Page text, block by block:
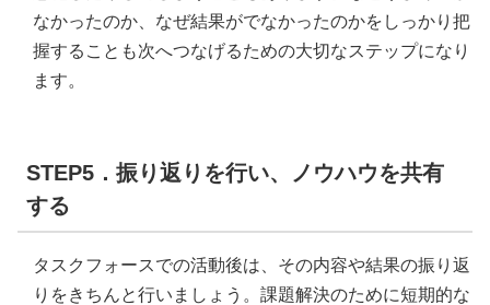
なかったのか、なぜ結果がでなかったのかをしっかり把
握することも次へつなげるための大切なステップになり
ます。
STEP5．振り返りを行い、ノウハウを共有
する
タスクフォースでの活動後は、その内容や結果の振り返
りをきちんと行いましょう。課題解決のために短期的な